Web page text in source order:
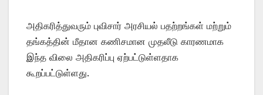
அதிகரித்துவரும் புவிசார் அரசியல் பதற்றங்கள் மற்றும்
தங்கத்தின் மீதான கணிசமான முதலீடு காரணமாக
இந்த விலை அதிகரிப்பு ஏற்பட்டுள்ளதாக
கூறப்பட்டுள்ளது.